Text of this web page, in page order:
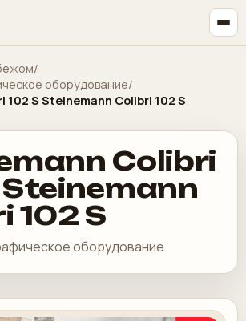
/
оборудование/
102 S Steinemann Colibri 102 S
Colibri
Steinemann
102 S
оборудование